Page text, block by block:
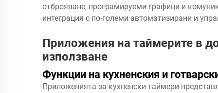
отброяване, програмируеми графици и
интеграция с по-големи автоматизирани и
Приложения на таймерите в
използване
Функции на кухненския и
Приложенията за кухненски таймери